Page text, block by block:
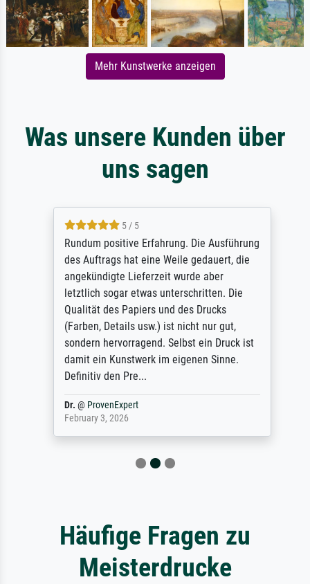
Mehr Kunstwerke anzeigen
Was unsere Kunden über
uns sagen
5 / 5
Rundum positive Erfahrung. Die Ausführung
des Auftrags hat eine Weile gedauert, die
angekündigte Lieferzeit wurde aber
letztlich sogar etwas unterschritten. Die
Qualität des Papiers und des Drucks
(Farben, Details usw.) ist nicht nur gut,
sondern hervorragend. Selbst ein Druck ist
damit ein Kunstwerk im eigenen Sinne.
Definitiv den Pre...
Dr.@ProvenExpert
February 3, 2026
Häufige Fragen zu
Meisterdrucke